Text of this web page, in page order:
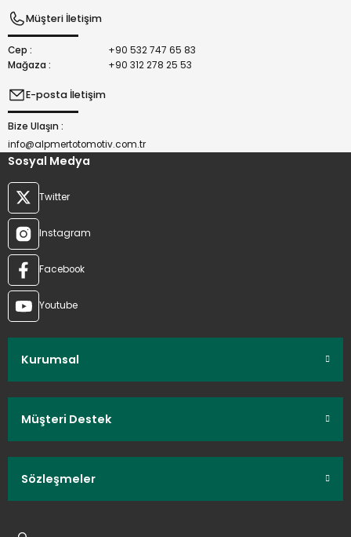
Müşteri İletişim
Cep :
+90 532 747 65 83
Mağaza :
+90 312 278 25 53
E-posta İletişim
Bize Ulaşın :
info@alpmertotomotiv.com.tr
Sosyal Medya
Twitter
Instagram
Facebook
Youtube
Kurumsal
Müşteri Destek
Sözleşmeler